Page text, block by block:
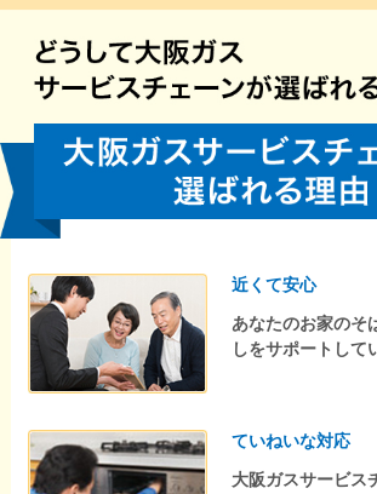
近くて安心
あなたのお家のそ
しをサポートして
ていねいな対応
大阪ガスサービス